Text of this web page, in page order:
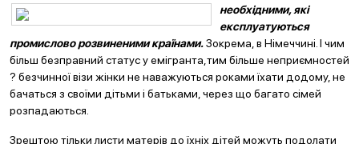
необхідними, які
експлуатуються
промислово розвиненими країнами.Зокрема, в Німеччині. І чим
більш безправний статус у емігранта,тим більше неприємностей
? безчинної візи жінки не наважуються роками їхати додому, не
бачаться з своїми дітьми і батьками, через що багато сімей
розпадаються.
Зрештою тільки листи матерів до їхніх дітей можуть подолати